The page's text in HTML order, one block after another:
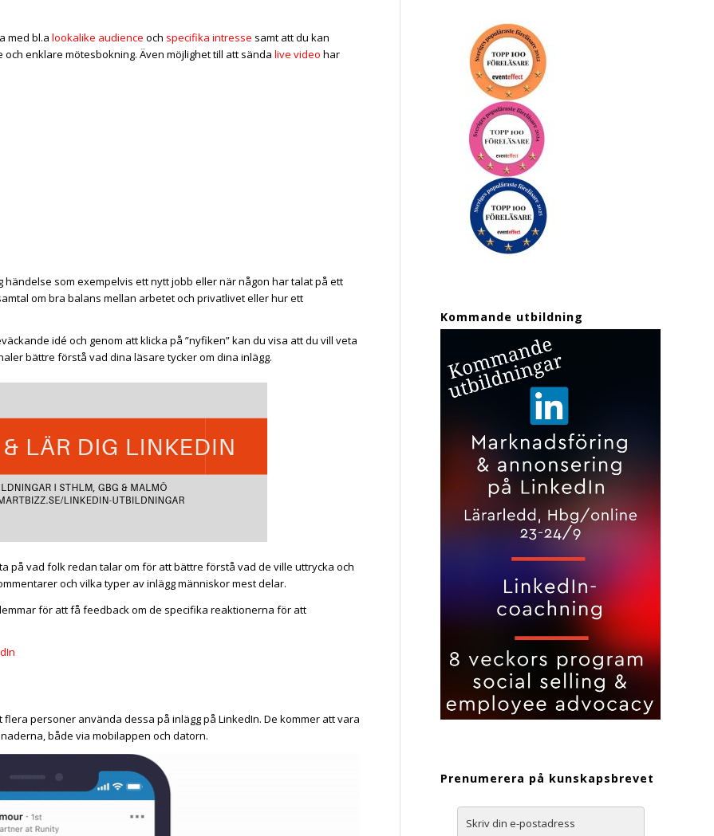
med bl.a lookalike audience och specifika intresse samt att du kan
enklare mötesbokning. Även möjlighet till att sända live video har
som exempelvis ett nytt jobb eller när någon har talat på ett
om bra balans mellan arbetet och privatlivet eller hur ett
idé och genom att klicka på ”nyfiken” kan du visa att du vill veta
bättre förstå vad dina läsare tycker om dina inlägg.
på vad folk redan talar om för att bättre förstå vad de ville uttrycka och
och vilka typer av inlägg människor mest delar.
för att få feedback om de specifika reaktionerna för att
personer använda dessa på inlägg på LinkedIn. De kommer att vara
både via mobilappen och datorn.
Kommande utbildning
Prenumerera på kunskapsbrevet